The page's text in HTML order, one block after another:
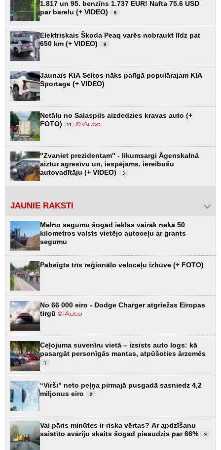
1.817 un 95. benzīns 1.737 EUR! Nafta 75.6 USD
par barelu (+ VIDEO)
9
Elektriskais Škoda Peaq varēs nobraukt līdz pat
650 km (+ VIDEO)
8
Jaunais KIA Seltos nāks palīgā populārajam KIA
Sportage (+ VIDEO)
Netālu no Salaspils aizdedzies kravas auto (+
FOTO)
11
"Zvaniet prezidentam" - likumsargi Āgenskalnā
aiztur agresīvu un, iespējams, iereibušu
autovadītāju (+ VIDEO)
3
JAUNIE RAKSTI
Melno segumu šogad ieklās vairāk nekā 50
kilometros valsts vietējo autoceļu ar grants
segumu
Pabeigta trīs reģionālo veloceļu izbūve (+ FOTO)
No 66 000 eiro - Dodge Charger atgriežas Eiropas
tirgū
Ceļojuma suvenīru vietā – izsists auto logs: kā
pasargāt personīgās mantas, atpūšoties ārzemēs
1
“Virši” neto peļņa pirmajā pusgadā sasniedz 4,2
miljonus eiro
2
Vai pāris minūtes ir riska vērtas? Ar apdzīšanu
saistīto avāriju skaits šogad pieaudzis par 66%
9